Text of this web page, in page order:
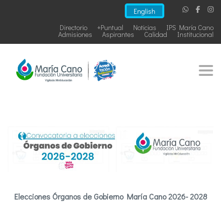
English
IPS María Cano
Noticias
+Puntual
Directorio
Institucional
Calidad
Aspirantes
Admisiones
Elecciones Órganos de Gobierno María Cano 2026- 2028